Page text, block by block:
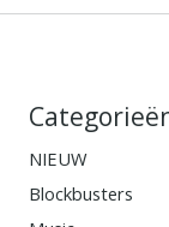
NIEUW
Blockbusters